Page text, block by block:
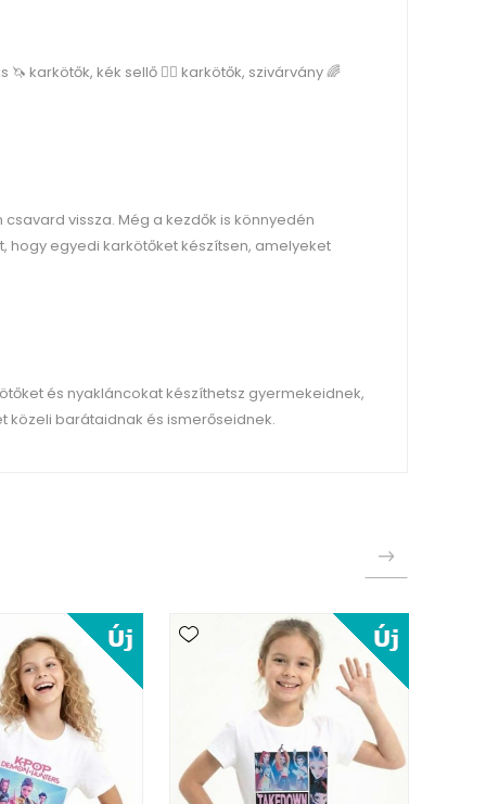
karkötők, kék sellő 🧜‍♀️ karkötők, szivárvány 🌈
vissza. Még a kezdők is könnyedén
hogy egyedi karkötőket készítsen, amelyeket
és nyakláncokat készíthetsz gyermekeidnek,
közeli barátaidnak és ismerőseidnek.